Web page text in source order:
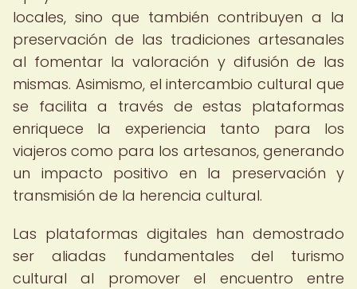
locales, sino que también contribuyen a la
preservación de las tradiciones artesanales
al fomentar la valoración y difusión de las
mismas. Asimismo, el intercambio cultural que
se facilita a través de estas plataformas
enriquece la experiencia tanto para los
viajeros como para los artesanos, generando
un impacto positivo en la preservación y
transmisión de la herencia cultural.
Las plataformas digitales han demostrado
ser aliadas fundamentales del turismo
cultural al promover el encuentro entre